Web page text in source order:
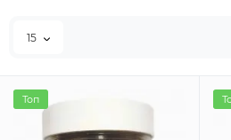
15
Топ